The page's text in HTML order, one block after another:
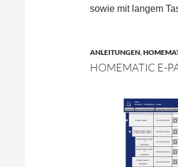
sowie mit langem
ANLEITUNGEN,
HOMEMATIC E-